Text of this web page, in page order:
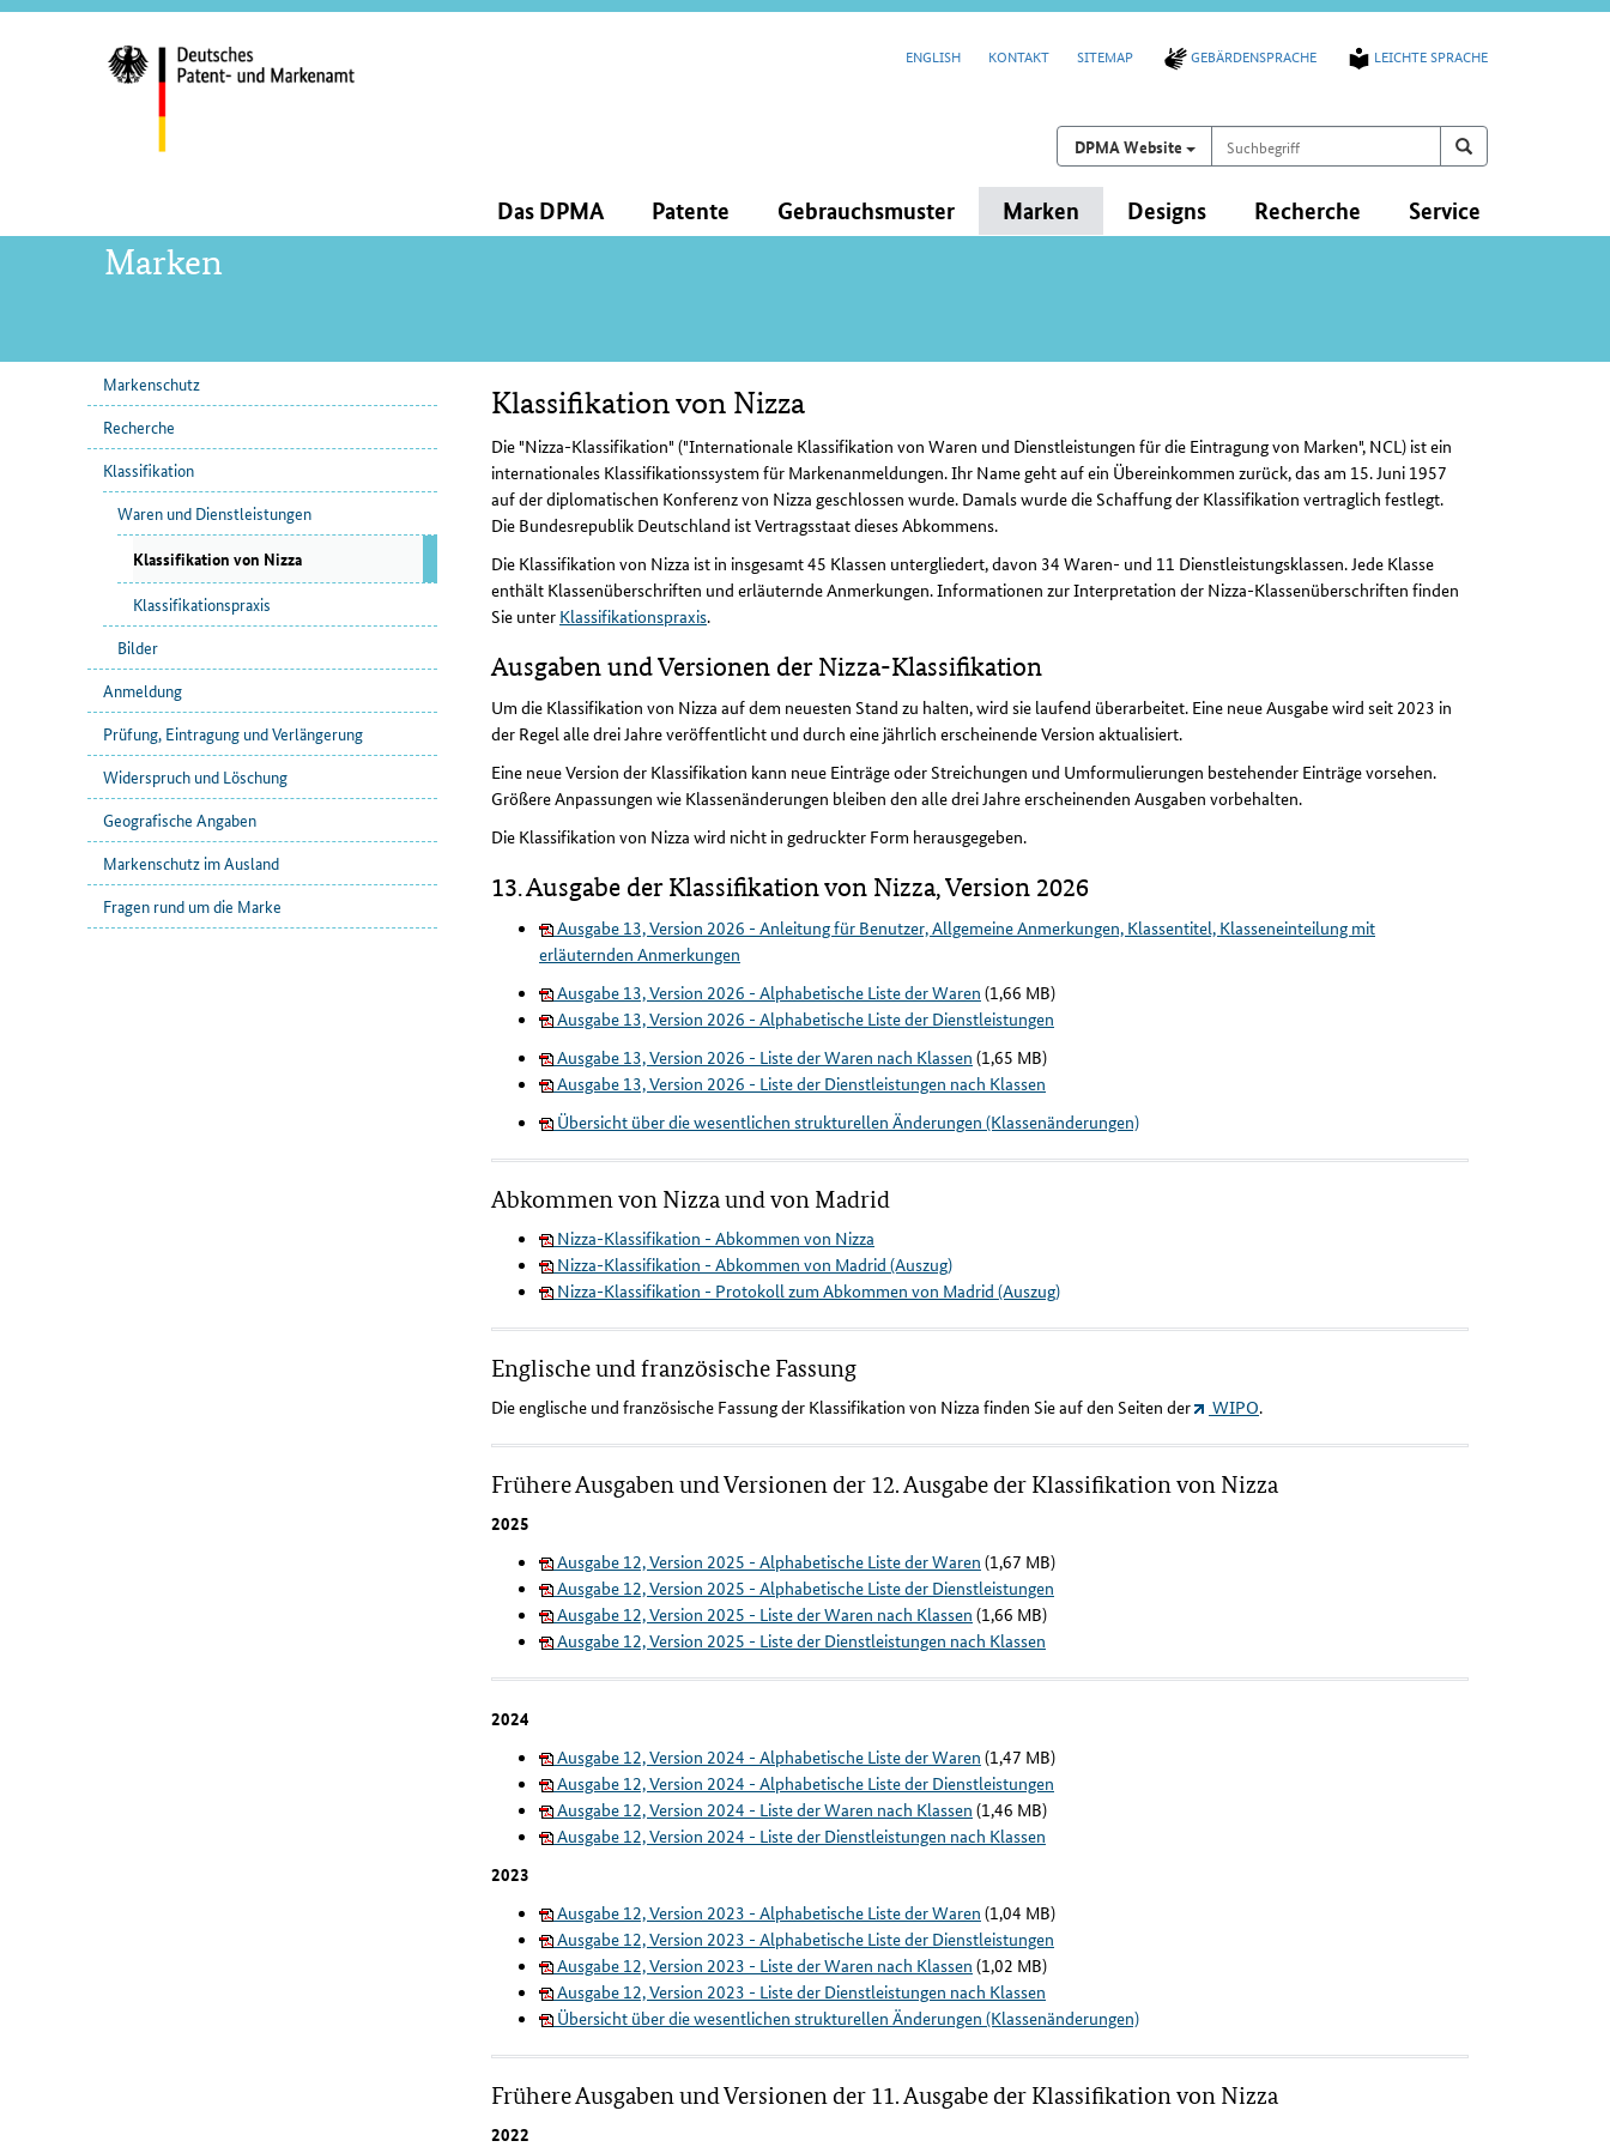
ENGLISH KONTAKT SITEMAP GEBÄRDENSPRACHE LEICHTE SPRACHE
Suchen auf
DPMA Website Suchbegriff Suchen
Das DPMA Patente Gebrauchsmuster Marken Designs Recherche Service
Marken
Unternavigation
Markenschutz
Recherche
Klassifikation
Waren und Dienstleistungen
Klassifikation von Nizza
Klassifikationspraxis
Bilder
Anmeldung
Prüfung, Eintragung und Verlängerung
Widerspruch und Löschung
Geografische Angaben
Markenschutz im Ausland
Fragen rund um die Marke
Klassifikation von Nizza
Die "Nizza-Klassifikation" ("Internationale Klassifikation von Waren und Dienstleistungen für die Eintragung von Marken", NCL) ist ein
internationales Klassifikationssystem für Markenanmeldungen. Ihr Name geht auf ein Übereinkommen zurück, das am 15. Juni 1957
auf der diplomatischen Konferenz von Nizza geschlossen wurde. Damals wurde die Schaffung der Klassifikation vertraglich festlegt.
Die Bundesrepublik Deutschland ist Vertragsstaat dieses Abkommens.
Die Klassifikation von Nizza ist in insgesamt 45 Klassen untergliedert, davon 34 Waren- und 11 Dienstleistungsklassen. Jede Klasse
enthält Klassenüberschriften und erläuternde Anmerkungen. Informationen zur Interpretation der Nizza-Klassenüberschriften finden
Sie unter Klassifikationspraxis.
Ausgaben und Versionen der Nizza-Klassifikation
Um die Klassifikation von Nizza auf dem neuesten Stand zu halten, wird sie laufend überarbeitet. Eine neue Ausgabe wird seit 2023 in
der Regel alle drei Jahre veröffentlicht und durch eine jährlich erscheinende Version aktualisiert.
Eine neue Version der Klassifikation kann neue Einträge oder Streichungen und Umformulierungen bestehender Einträge vorsehen.
Größere Anpassungen wie Klassenänderungen bleiben den alle drei Jahre erscheinenden Ausgaben vorbehalten.
Die Klassifikation von Nizza wird nicht in gedruckter Form herausgegeben.
13. Ausgabe der Klassifikation von Nizza, Version 2026
Ausgabe 13, Version 2026 - Anleitung für Benutzer, Allgemeine Anmerkungen, Klassentitel, Klasseneinteilung mit
erläuternden Anmerkungen
Ausgabe 13, Version 2026 - Alphabetische Liste der Waren (1,66 MB)
Ausgabe 13, Version 2026 - Alphabetische Liste der Dienstleistungen
Ausgabe 13, Version 2026 - Liste der Waren nach Klassen (1,65 MB)
Ausgabe 13, Version 2026 - Liste der Dienstleistungen nach Klassen
Übersicht über die wesentlichen strukturellen Änderungen (Klassenänderungen)
Abkommen von Nizza und von Madrid
Nizza-Klassifikation - Abkommen von Nizza
Nizza-Klassifikation - Abkommen von Madrid (Auszug)
Nizza-Klassifikation - Protokoll zum Abkommen von Madrid (Auszug)
Englische und französische Fassung
Die englische und französische Fassung der Klassifikation von Nizza finden Sie auf den Seiten der WIPO.
Frühere Ausgaben und Versionen der 12. Ausgabe der Klassifikation von Nizza
2025
Ausgabe 12, Version 2025 - Alphabetische Liste der Waren (1,67 MB)
Ausgabe 12, Version 2025 - Alphabetische Liste der Dienstleistungen
Ausgabe 12, Version 2025 - Liste der Waren nach Klassen (1,66 MB)
Ausgabe 12, Version 2025 - Liste der Dienstleistungen nach Klassen
2024
Ausgabe 12, Version 2024 - Alphabetische Liste der Waren (1,47 MB)
Ausgabe 12, Version 2024 - Alphabetische Liste der Dienstleistungen
Ausgabe 12, Version 2024 - Liste der Waren nach Klassen (1,46 MB)
Ausgabe 12, Version 2024 - Liste der Dienstleistungen nach Klassen
2023
Ausgabe 12, Version 2023 - Alphabetische Liste der Waren (1,04 MB)
Ausgabe 12, Version 2023 - Alphabetische Liste der Dienstleistungen
Ausgabe 12, Version 2023 - Liste der Waren nach Klassen (1,02 MB)
Ausgabe 12, Version 2023 - Liste der Dienstleistungen nach Klassen
Übersicht über die wesentlichen strukturellen Änderungen (Klassenänderungen)
Frühere Ausgaben und Versionen der 11. Ausgabe der Klassifikation von Nizza
2022